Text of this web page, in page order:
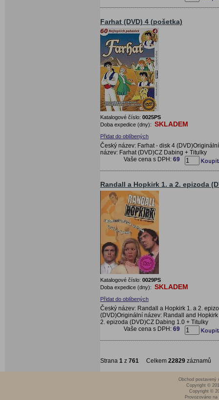
Farhat (DVD) 4 (pošetka)
Katalogové číslo: 0025PS
Doba expedice (dny): SKLADEM
Přidat do oblíbených
Český název: Farhat - disk 4 (DVD)Originální
název: Farhat (DVD)CZ Dabing + Titulky
Vaše cena s DPH: 69
Randall a Hopkirk 1. a 2. epizoda
Katalogové číslo: 0029PS
Doba expedice (dny): SKLADEM
Přidat do oblíbených
Český název: Randall a Hopkirk 1. a 2.
(DVD)Originální název: Randall and Hopkirk
2. epizoda (DVD)CZ Dabing 1.0 + Titulky
Vaše cena s DPH: 69
Strana 1 z 761 Celkem 22829 záznamů
Obchod postavený
Copyright ©
Copyright ©
Provozováno